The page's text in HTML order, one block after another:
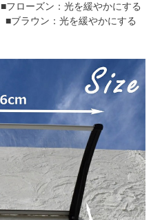
■フローズン：光を緩やかにする
■ブラウン：光を緩やかにする